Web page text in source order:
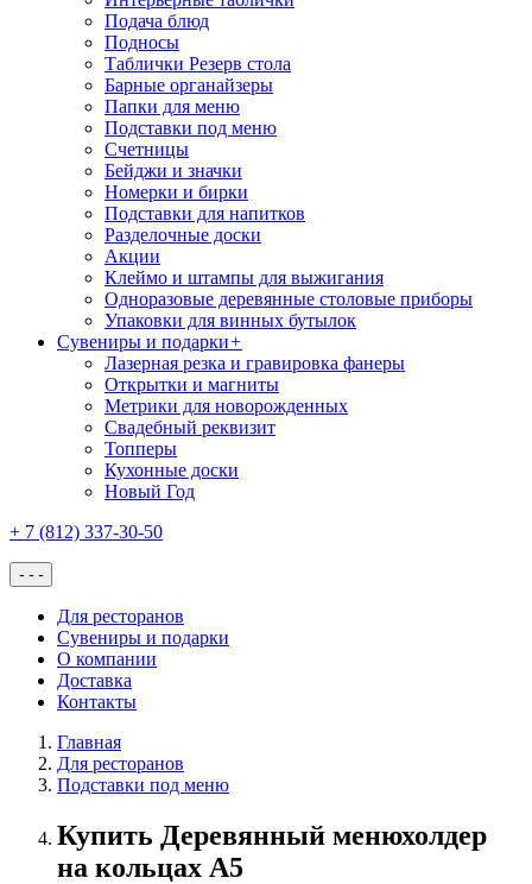
Подача блюд
Подносы
Таблички Резерв стола
Барные органайзеры
Папки для меню
Подставки под меню
Счетницы
Бейджи и значки
Номерки и бирки
Подставки для напитков
Разделочные доски
Акции
Клеймо и штампы для выжигания
Одноразовые деревянные столовые приборы
Упаковки для винных бутылок
Сувениры и подарки+
Лазерная резка и гравировка фанеры
Открытки и магниты
Метрики для новорожденных
Свадебный реквизит
Топперы
Кухонные доски
Новый Год
+ 7 (812) 337-30-50
- - -
Для ресторанов
Сувениры и подарки
О компании
Доставка
Контакты
Главная
Для ресторанов
Подставки под меню
Купить Деревянный менюхолдер
на кольцах А5